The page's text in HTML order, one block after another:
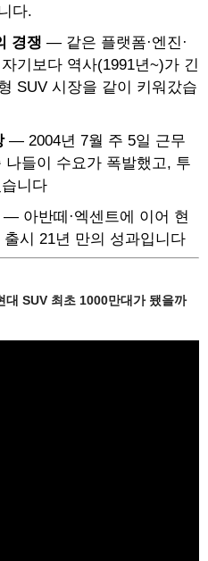
다.
경쟁 — 같은 플랫폼·엔진·
기보다 역사(1991년~)가 긴
SUV 시장을 같이 키워갔습
— 2004년 7월 주 5일 근무
들이 수요가 폭발했고, 투
니다
— 아반떼·엑센트에 이어 현
시 21년 만의 성과입니다
SUV 최초 1000만대가 됐을까